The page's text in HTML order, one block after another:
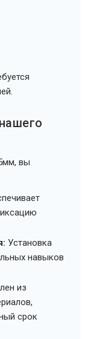
вы
Установка
навыков
из
срок